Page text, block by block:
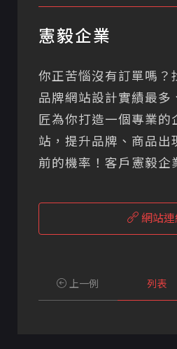
憲毅企業
你正苦惱沒有訂單嗎？
品牌網站設計實績最多
匠為你打造一個專業的
站，提升品牌、商品出
前的機率！客戶憲毅企
網站
上一例 列表